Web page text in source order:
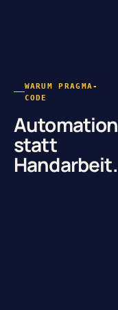
WARUM PRAGMA-
CODE
Automation
statt
Handarbeit.